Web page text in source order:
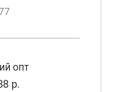
опт
р.